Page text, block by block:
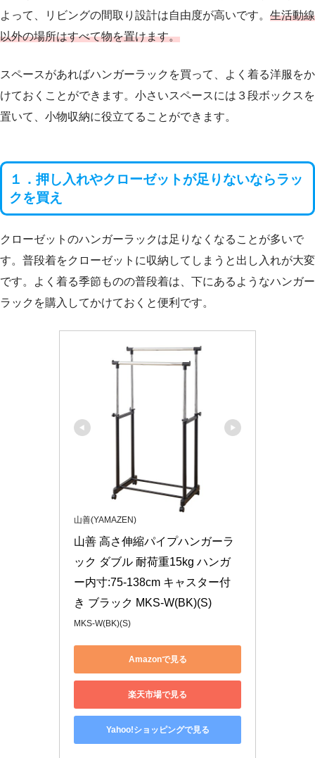
よって、リビングの間取り設計は自由度が高いです。 生活動線
以外の場所はすべて物を置けます。
スペースがあればハンガーラックを買って、よく着る洋服をか
けておくことができます。小さいスペースには３段ボックスを
置いて、小物収納に役立てることができます。
１．押し入れやクローゼットが足りないならラッ
クを買え
クローゼットのハンガーラックは足りなくなることが多いで
す。普段着をクローゼットに収納してしまうと出し入れが大変
です。よく着る季節ものの普段着は、下にあるようなハンガー
ラックを購入してかけておくと便利です。
山善(YAMAZEN)
山善 高さ伸縮パイプハンガーラ
ック ダブル 耐荷重15kg ハンガ
ー内寸:75-138cm キャスター付
き ブラック MKS-W(BK)(S)
MKS-W(BK)(S)
Amazonで見る
楽天市場で見る
Yahoo!ショッピングで見る